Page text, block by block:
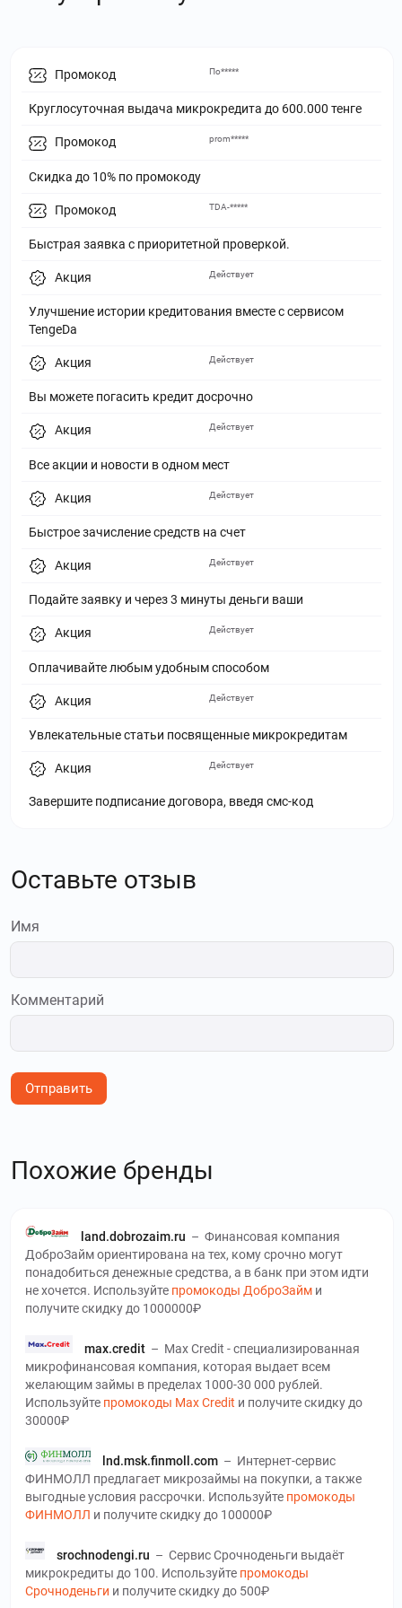
Промокод
Круглосуточная выдача микрокредита до 600.000 тенге
По*****
Промокод
Скидка до 10% по промокоду
prom*****
Промокод
Быстрая заявка с приоритетной проверкой.
TDA-*****
Акция
Улучшение истории кредитования вместе с сервисом
TengeDa
Действует
Акция
Вы можете погасить кредит досрочно
Действует
Акция
Все акции и новости в одном мест
Действует
Акция
Быстрое зачисление средств на счет
Действует
Акция
Подайте заявку и через 3 минуты деньги ваши
Действует
Акция
Оплачивайте любым удобным способом
Действует
Акция
Увлекательные статьи посвященные микрокредитам
Действует
Акция
Завершите подписание договора, введя смс-код
Действует
Оставьте отзыв
Имя
Комментарий
Отправить
Похожие бренды
land.dobrozaim.ru – Финансовая компания
ДоброЗайм ориентирована на тех, кому срочно могут
понадобиться денежные средства, а в банк при этом идти
не хочется. Используйте промокоды ДоброЗайм и
получите скидку до 1000000₽
max.credit– Max Credit - специализированная
микрофинансовая компания, которая выдает всем
желающим займы в пределах 1000-30 000 рублей.
Используйте промокоды Max Credit и получите скидку до
30000₽
lnd.msk.finmoll.com– Интернет-сервис
ФИНМОЛЛ предлагает микрозаймы на покупки, а также
выгодные условия рассрочки. Используйте промокоды
ФИНМОЛЛ и получите скидку до 100000₽
srochnodengi.ru – Сервис Срочноденьги выдаёт
микрокредиты до 100. Используйте промокоды
Срочноденьги и получите скидку до 500₽